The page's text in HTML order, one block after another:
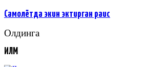
Самолётда экин эктирган раис
Олдинга
ИЛМ